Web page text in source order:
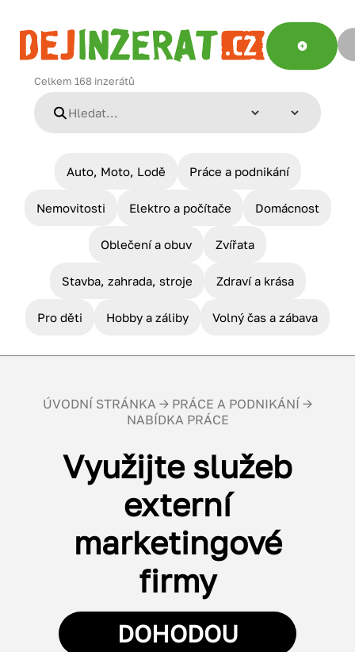
Celkem 168 inzerátů
Auto, Moto, Lodě Práce a podnikání
Nemovitosti Elektro a počítače Domácnost
Oblečení a obuv Zvířata
Stavba, zahrada, stroje Zdraví a krása
Pro děti Hobby a záliby Volný čas a zábava
ÚVODNÍ STRÁNKA → PRÁCE A PODNIKÁNÍ →
NABÍDKA PRÁCE
Využijte služeb
externí
marketingové
firmy
DOHODOU